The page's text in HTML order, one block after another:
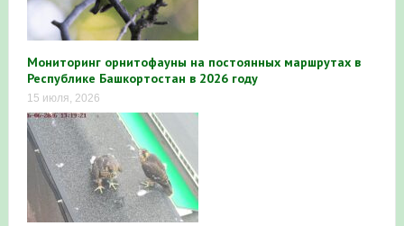
Мониторинг орнитофауны на постоянных маршрутах в
Республике Башкортостан в 2026 году
15 июля, 2026